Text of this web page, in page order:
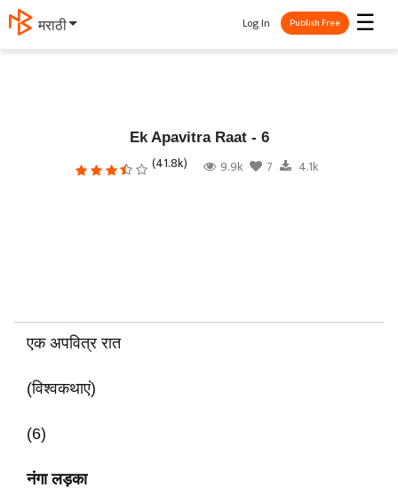
मराठी ☰
Log In Publish Free
Ek Apavitra Raat - 6
(41.8k) 9.9k 7 4.1k
एक अपवित्र रात
(विश्वकथाएं)
(6)
नंगा लड़का